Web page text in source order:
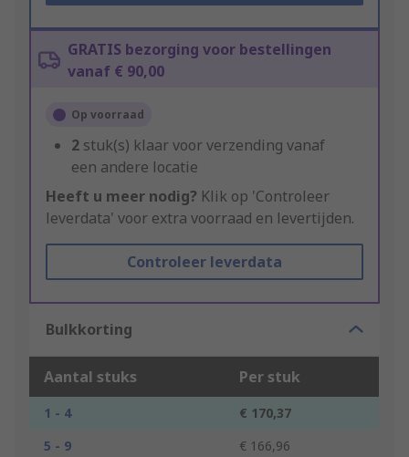
GRATIS bezorging voor bestellingen
vanaf € 90,00
Op voorraad
2 stuk(s) klaar voor verzending vanaf
een andere locatie
Heeft u meer nodig? Klik op 'Controleer
leverdata' voor extra voorraad en levertijden.
Controleer leverdata
Bulkkorting
Aantal stuks Per stuk
1 - 4
€ 170,37
5 - 9
€ 166,96